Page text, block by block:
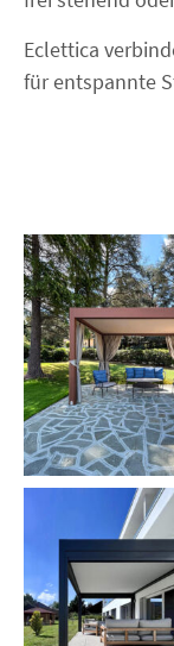
Eclettica
für entspannte